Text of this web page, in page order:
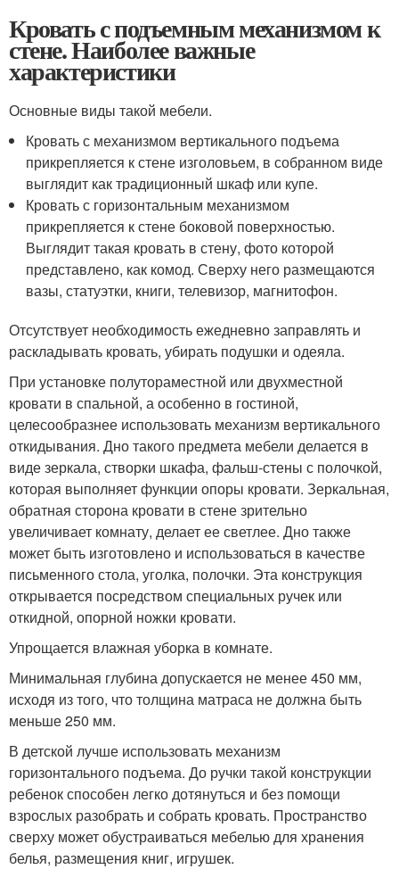
Кровать с подъемным механизмом к
стене. Наиболее важные
характеристики
Основные виды такой мебели.
Кровать с механизмом вертикального подъема
прикрепляется к стене изголовьем, в собранном виде
выглядит как традиционный шкаф или купе.
Кровать с горизонтальным механизмом
прикрепляется к стене боковой поверхностью.
Выглядит такая кровать в стену, фото которой
представлено, как комод. Сверху него размещаются
вазы, статуэтки, книги, телевизор, магнитофон.
Отсутствует необходимость ежедневно заправлять и
раскладывать кровать, убирать подушки и одеяла.
При установке полутораместной или двухместной
кровати в спальной, а особенно в гостиной,
целесообразнее использовать механизм вертикального
откидывания. Дно такого предмета мебели делается в
виде зеркала, створки шкафа, фальш-стены с полочкой,
которая выполняет функции опоры кровати. Зеркальная,
обратная сторона кровати в стене зрительно
увеличивает комнату, делает ее светлее. Дно также
может быть изготовлено и использоваться в качестве
письменного стола, уголка, полочки. Эта конструкция
открывается посредством специальных ручек или
откидной, опорной ножки кровати.
Упрощается влажная уборка в комнате.
Минимальная глубина допускается не менее 450 мм,
исходя из того, что толщина матраса не должна быть
меньше 250 мм.
В детской лучше использовать механизм
горизонтального подъема. До ручки такой конструкции
ребенок способен легко дотянуться и без помощи
взрослых разобрать и собрать кровать. Пространство
сверху может обустраиваться мебелью для хранения
белья, размещения книг, игрушек.